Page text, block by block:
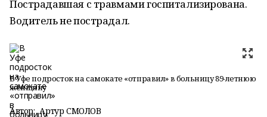
Пострадавшая с травмами госпитализирована.
Водитель не пострадал.
В Уфе подросток на самокате «отправил» в больницу 89-летнюю
женщину
Автор: Артур СМОЛОВ